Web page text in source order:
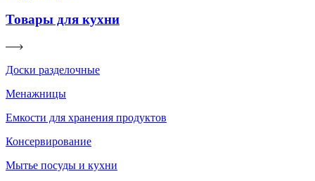
Товары для кухни
Доски разделочные
Менажницы
Емкости для хранения продуктов
Консервирование
Мытье посуды и кухни